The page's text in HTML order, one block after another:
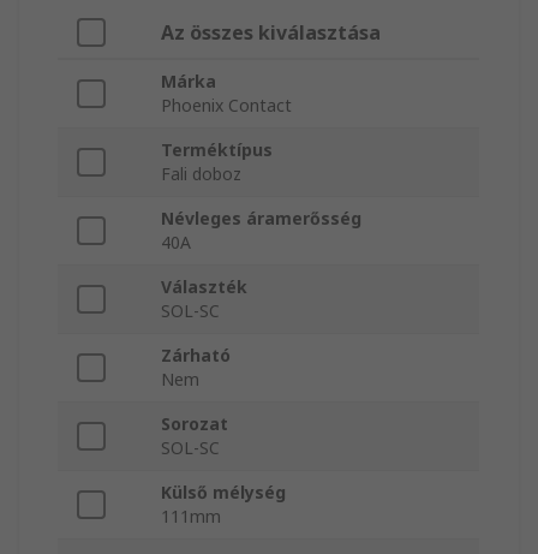
Az összes kiválasztása
Márka
Phoenix Contact
Terméktípus
Fali doboz
Névleges áramerősség
40A
Választék
SOL-SC
Zárható
Nem
Sorozat
SOL-SC
Külső mélység
111mm